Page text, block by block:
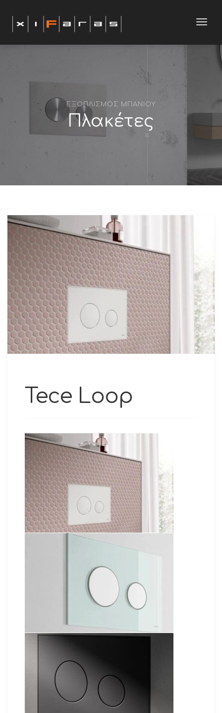
ΕΞΟΠΛΙΣΜΟΣ ΜΠΑΝΙΟΥ
Πλακέτες
Tece Loop